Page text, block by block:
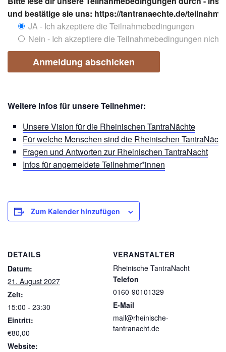
und bestätige sie uns: https://tantranaechte.de/
JA - Ich akzeptiere die Teilnahmebedingungen
Nein - Ich akzeptiere die Teilnahmebedingungen
Weitere Infos für unsere Teilnehmer:
Unsere Vision für die Rheinischen TantraNächte
Für welche Menschen sind die Rheinischen
Fragen und Antworten zur Rheinischen TantraNacht
Infos für angemeldete Teilnehmer*innen
Zum Kalender hinzufügen
DETAILS
Datum:
21. August 2027
Zeit:
15:00 - 23:30
Eintritt:
€80,00
Website:
VERANSTALTER
Rheinische TantraNacht
Telefon
0160-90101329
E-Mail
mail@rheinische-
tantranacht.de